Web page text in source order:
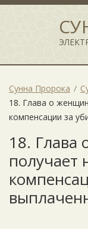
Сунна Пророка
18. Глава о
компенсации за
18. Глава
получает